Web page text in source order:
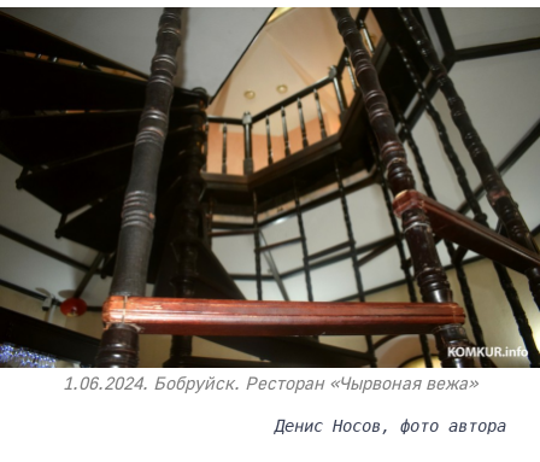
1.06.2024. Бобруйск. Ресторан «Чырвоная вежа»
Денис Носов, фото автора